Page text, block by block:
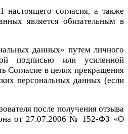
согласия, а также
является обязательным в
данных» путем личного
подписью или усиленной
в целях прекращения
персональных данных (если
после получения отзыва
от 27.07.2006 № 152-ФЗ «О